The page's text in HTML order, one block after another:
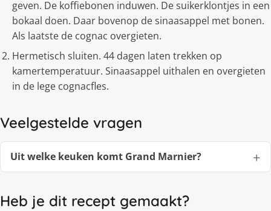
geven. De koffiebonen induwen. De suikerklontjes in een
bokaal doen. Daar bovenop de sinaasappel met bonen.
Als laatste de cognac overgieten.
Hermetisch sluiten. 44 dagen laten trekken op
kamertemperatuur. Sinaasappel uithalen en overgieten
in de lege cognacfles.
Veelgestelde vragen
Uit welke keuken komt Grand Marnier?
Heb je dit recept gemaakt?